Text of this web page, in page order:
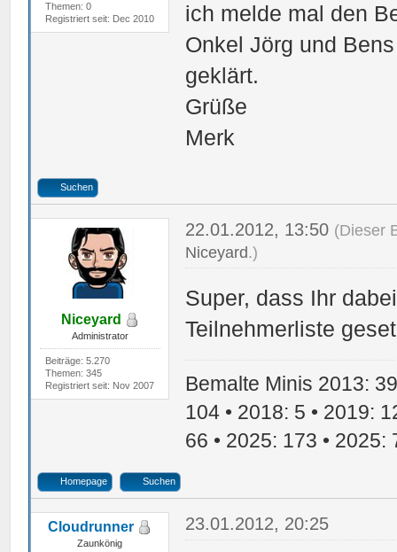
Themen: 0
Registriert seit: Dec 2010
ich melde mal den
Onkel Jörg und
geklärt.
Grüße
Merk
Suchen
Niceyard
Administrator
Beiträge: 5.270
Themen: 345
Registriert seit: Nov 2007
22.01.2012, 13:50 (Dieser
Niceyard.)
Super, dass Ihr
Teilnehmerliste
Bemalte Minis 2013:
104 • 2018: 5 • 2019:
66 • 2025: 173 • 2025:
Homepage Suchen
Cloudrunner
Zaunkönig
23.01.2012, 20:25